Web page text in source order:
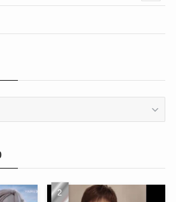
(20)
(21)
(25)
(14)
(16)
(17)